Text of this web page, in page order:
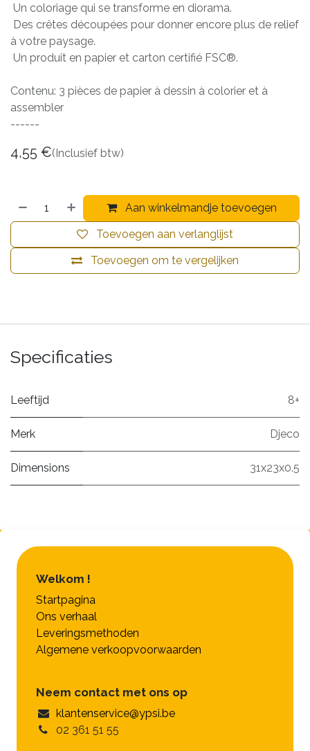
Un coloriage qui se transforme en diorama.
Des crêtes découpées pour donner encore plus de relief
à votre paysage.
Un produit en papier et carton certifié FSC®.
Contenu: 3 pièces de papier à dessin à colorier et à
assembler
------
4,55 €(Inclusief btw)
Aan winkelmandje toevoegen
Toevoegen om te vergelijken
Toevoegen aan verlanglijst
Specificaties
Leeftijd 8+
Merk Djeco
Dimensions 31x23x0.5
Welkom !
Startpagina
Ons verhaal
Leveringsmethoden
Algemene verkoopvoorwaarden
Neem contact met ons op
klantenservice@ypsi.be
02 361 51 55